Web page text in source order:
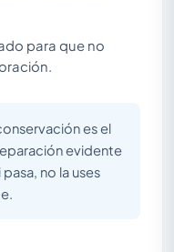
para que no
es el
evidente
no la uses